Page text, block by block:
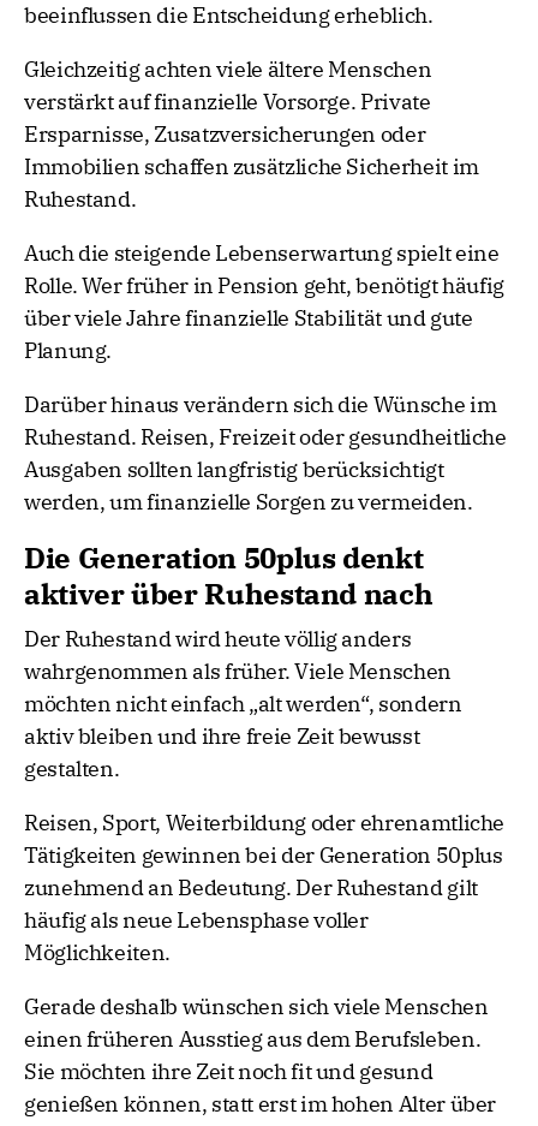
beeinflussen die Entscheidung erheblich.
Gleichzeitig achten viele ältere Menschen
verstärkt auf finanzielle Vorsorge. Private
Ersparnisse, Zusatzversicherungen oder
Immobilien schaffen zusätzliche Sicherheit im
Ruhestand.
Auch die steigende Lebenserwartung spielt eine
Rolle. Wer früher in Pension geht, benötigt häufig
über viele Jahre finanzielle Stabilität und gute
Planung.
Darüber hinaus verändern sich die Wünsche im
Ruhestand. Reisen, Freizeit oder gesundheitliche
Ausgaben sollten langfristig berücksichtigt
werden, um finanzielle Sorgen zu vermeiden.
Die Generation 50plus denkt
aktiver über Ruhestand nach
Der Ruhestand wird heute völlig anders
wahrgenommen als früher. Viele Menschen
möchten nicht einfach „alt werden“, sondern
aktiv bleiben und ihre freie Zeit bewusst
gestalten.
Reisen, Sport, Weiterbildung oder ehrenamtliche
Tätigkeiten gewinnen bei der Generation 50plus
zunehmend an Bedeutung. Der Ruhestand gilt
häufig als neue Lebensphase voller
Möglichkeiten.
Gerade deshalb wünschen sich viele Menschen
einen früheren Ausstieg aus dem Berufsleben.
Sie möchten ihre Zeit noch fit und gesund
genießen können, statt erst im hohen Alter über